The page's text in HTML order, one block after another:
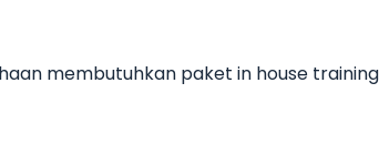
membutuhkan paket in house